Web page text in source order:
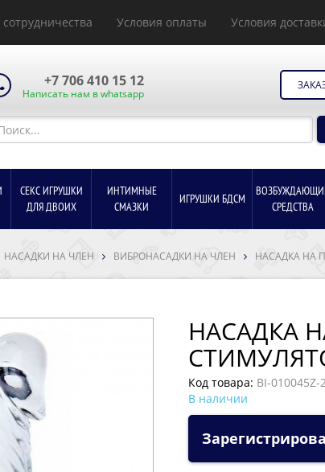
Условия оплаты Условия
+7 706 410 15 12
Написать нам в whatsapp
СЕКС ИГРУШКИ
ДЛЯ ДВОИХ
ИНТИМНЫЕ
СМАЗКИ
ИГРУШКИ БДСМ
СРЕДСТВА
НАСАДКИ НА ЧЛЕН ВИБРОНАСАДКИ НА ЧЛЕН НАСАДКА НА
НАСАДКА
Код товара: BI-010045Z-
В наличии